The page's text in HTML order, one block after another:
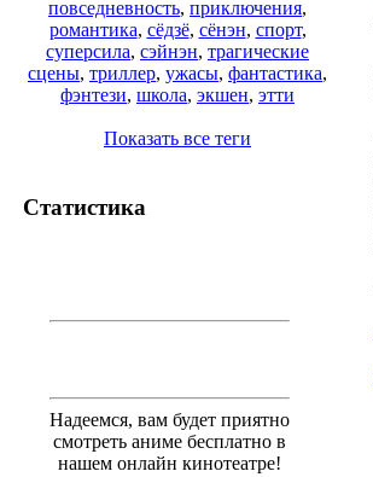
повседневность, приключения,
романтика, сёдзё, сёнэн, спорт,
суперсила, сэйнэн, трагические
сцены, триллер, ужасы, фантастика,
фэнтези, школа, экшен, этти
Показать все теги
Статистика
Надеемся, вам будет приятно
смотреть аниме бесплатно в
нашем онлайн кинотеатре!